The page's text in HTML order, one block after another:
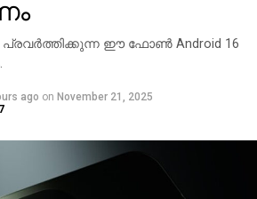
ഈ ഫോണ്‍ Android 16
ago on November 21, 2025